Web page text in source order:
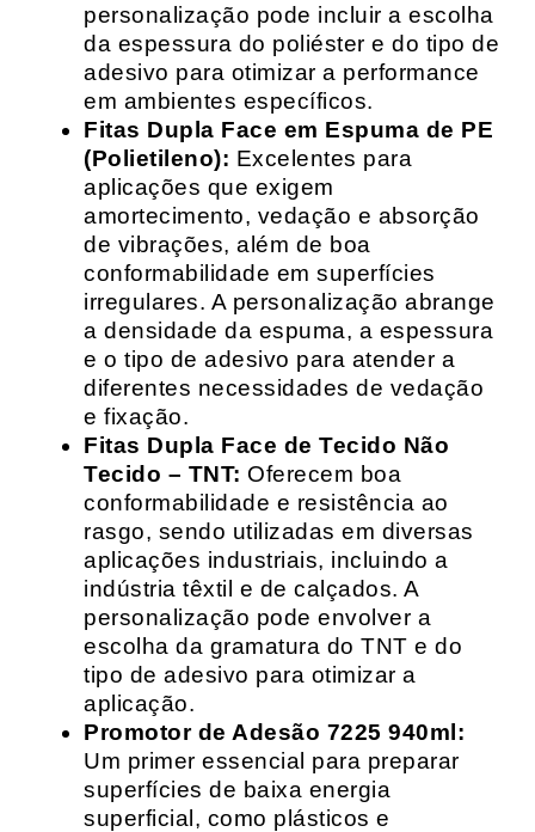
personalização pode incluir a escolha
da espessura do poliéster e do tipo de
adesivo para otimizar a performance
em ambientes específicos.
Fitas Dupla Face em Espuma de PE
(Polietileno): Excelentes para
aplicações que exigem
amortecimento, vedação e absorção
de vibrações, além de boa
conformabilidade em superfícies
irregulares. A personalização abrange
a densidade da espuma, a espessura
e o tipo de adesivo para atender a
diferentes necessidades de vedação
e fixação.
Fitas Dupla Face de Tecido Não
Tecido – TNT: Oferecem boa
conformabilidade e resistência ao
rasgo, sendo utilizadas em diversas
aplicações industriais, incluindo a
indústria têxtil e de calçados. A
personalização pode envolver a
escolha da gramatura do TNT e do
tipo de adesivo para otimizar a
aplicação.
Promotor de Adesão 7225 940ml:
Um primer essencial para preparar
superfícies de baixa energia
superficial, como plásticos e